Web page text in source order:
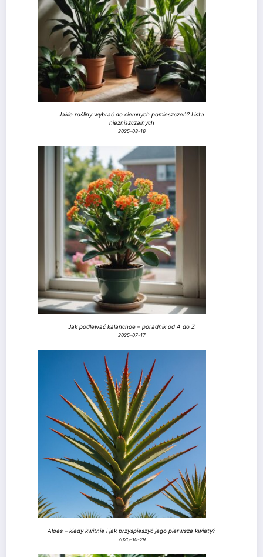
Jakie rośliny wybrać do ciemnych pomieszczeń? Lista
niezniszczalnych
2025-08-16
Jak podlewać kalanchoe – poradnik od A do Z
2025-07-17
Aloes – kiedy kwitnie i jak przyspieszyć jego pierwsze kwiaty?
2025-10-29